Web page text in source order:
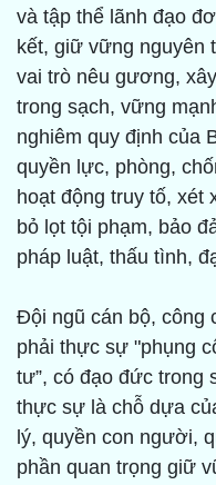
và tập thể lãnh đạo
kết, giữ vững nguyên
vai trò nêu gương,
trong sạch, vững
nghiêm quy định của
quyền lực, phòng,
hoạt động truy tố, xét
bỏ lọt tội phạm, bảo
pháp luật, thấu tình,
Đội ngũ cán bộ, công
phải thực sự "phụng
tư”, có đạo đức trong
thực sự là chỗ dựa
lý, quyền con người,
phần quan trọng giữ